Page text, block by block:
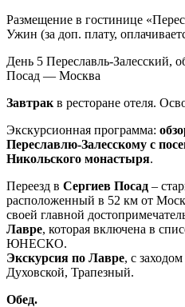
Размещение в гостинице
Ужин (за доп. плату,
День 5 Переславль-Залесский,
Посад — Москва
Завтрак в ресторане отеля.
Экскурсионная программа:
Переславлю-Залесскому с
Никольского монастыря.
Переезд в Сергиев Посад –
расположенный в 52 км от
своей главной
Лавре, которая включена в
ЮНЕСКО.
Экскурсия по Лавре, с
Духовской, Трапезный.
Обед.